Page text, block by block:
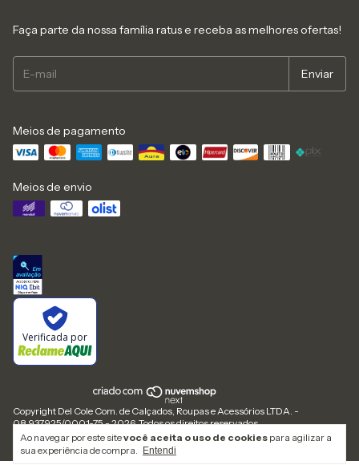
Ao navegar por este sitevocê aceita o uso de cookies para agilizar a
sua experiência de compra.
Entendi
Faça parte da nossa família ratus e receba as melhores ofertas!
Meios de pagamento
Meios de envio
Verificada por
Copyright Del Cole Com. de Calçados, Roupas e Acessórios LTDA. -
08.937.925/0001-75 - 2026. Todos os direitos reservados.